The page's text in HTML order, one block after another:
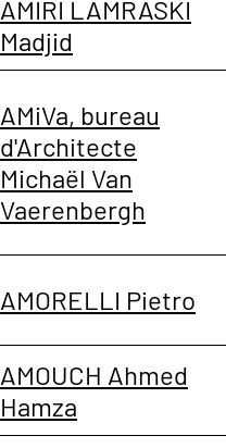
AMIRI LAMRASKI
Madjid
AMiVa, bureau
d'Architecte
Michaël Van
Vaerenbergh
AMORELLI Pietro
AMOUCH Ahmed
Hamza